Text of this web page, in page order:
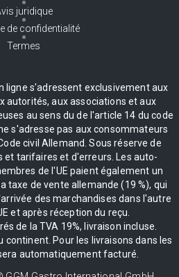
juridique
de confidentialité
Termes
ligne s'adressent exclusivement aux
autorités, aux associations et aux
au sens du de l'article 14 du code
s'adresse pas aux consommateurs
civil Allemand. Sous réserve de
tarifaires et d'erreurs. Les auto-
de l'UE paient également un
taxe de vente allemande (19 %), qui
des marchandises dans l'autre
et après réception du reçu.
de la TVA 19%, livraison incluse.
Pour les livraisons dans les
automatiquement facturé.